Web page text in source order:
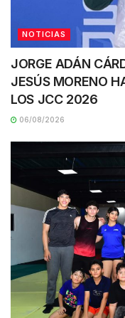
NOTICIAS
JORGE ADÁN
JESÚS MORENO
LOS JCC 2026
06/08/2026